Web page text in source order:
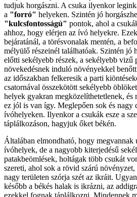
tudjuk horgászni. A csuka ilyenkor
a "forró" helyeken. Szintén jó
"kulcsfontosságú" pontok, ahol a
ahhoz, hogy elérjen az ívó helyekre.
bejáratánál, a törésvonalak mentén, a
mélyülő részeinél találhatóak. Szintén jó
előtti sekélyebb részek, a sekélyebb vizű
növekedésnek induló növényekkel
az időszakban felkeresik a parti
csatornával összekötött sekélyebb
helyek gyakran megközelíthetetlenek, és
ez jól is van így. Meglepően sok és nagy
ívóhelyeken. Ilyenkor a csukák esze a
táplálkozáson, hagyjuk őket békén.
Általában elmondható, hogy megvannak
ívóhelyek, de a nagyobb kiterjedésű
patakbeömlések, holtágak több csukát
szereti, ahol sok a rövid szárú
nagy területen szórja szét az ikráit.
később a békés halak is ikrázni, az